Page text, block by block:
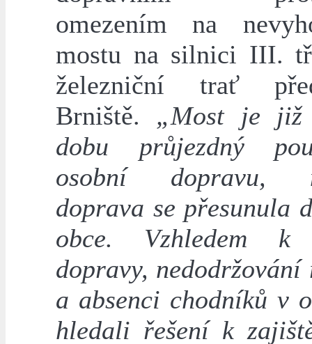
omezením na
mostu na silnici III.
železniční trať
Brniště. „Most je již
dobu průjezdný
osobní dopravu,
doprava se přesunula
obce. Vzhledem k
dopravy,
a absenci chodníků v
hledali řešení k